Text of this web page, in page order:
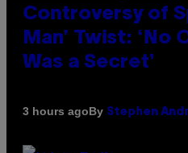
Controversy of
Man’ Twist: ‘No
Was a Secret’
3 hours agoBy Stephen